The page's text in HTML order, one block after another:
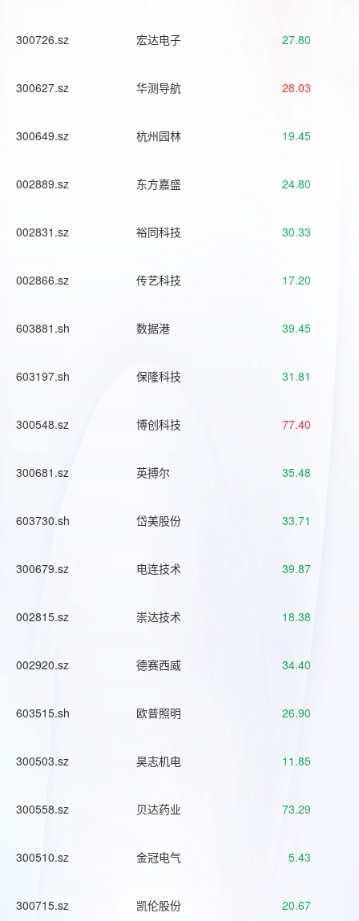
300726.sz 宏达电子 27.80
300627.sz 华测导航 28.03
300649.sz 杭州园林 19.45
002889.sz 东方嘉盛 24.80
002831.sz 裕同科技 30.33
002866.sz 传艺科技 17.20
603881.sh 数据港 39.45
603197.sh 保隆科技 31.81
300548.sz 博创科技 77.40
300681.sz 英搏尔 35.48
603730.sh 岱美股份 33.71
300679.sz 电连技术 39.87
002815.sz 崇达技术 18.38
002920.sz 德赛西威 34.40
603515.sh 欧普照明 26.90
300503.sz 昊志机电 11.85
300558.sz 贝达药业 73.29
300510.sz 金冠电气 5.43
300715.sz 凯伦股份 20.67